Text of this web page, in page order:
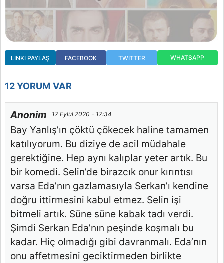
LINKI PAYLAŞ FACEBOOK TWITTER WHATSAPP
12 YORUM VAR
Anonim 17 Eylül 2020 - 17:34
Bay Yanlış’ın çöktü çökecek haline tamamen
katılıyorum. Bu diziye de acil müdahale
gerektiğine. Hep aynı kalıplar yeter artık. Bu
bir komedi. Selin’de birazcık onur kırıntısı
varsa Eda’nın gazlamasıyla Serkan’ı kendine
doğru ittirmesini kabul etmez. Selin işi
bitmeli artık. Süne süne kabak tadı verdi.
Şimdi Serkan Eda’nın peşinde koşmalı bu
kadar. Hiç olmadığı gibi davranmalı. Eda’nın
onu affetmesini geciktirmeden birlikte